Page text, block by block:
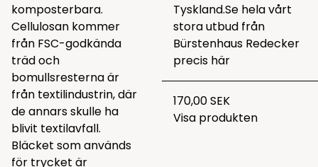
komposterbara.
Cellulosan kommer
från FSC-godkända
träd och
bomullsresterna är
från textilindustrin, där
de annars skulle ha
blivit textilavfall.
Bläcket som används
för trycket är
Tyskland.Se hela vårt
stora utbud från
Bürstenhaus Redecker
precis här
170,00 SEK
Visa produkten